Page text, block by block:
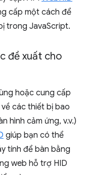
cấp một cách để
trong JavaScript.
đề xuất cho
hoặc cung cấp
các thiết bị bao
hình cảm ứng, v.v.)
giúp bạn có thể
tính để bàn bằng
web hỗ trợ HID